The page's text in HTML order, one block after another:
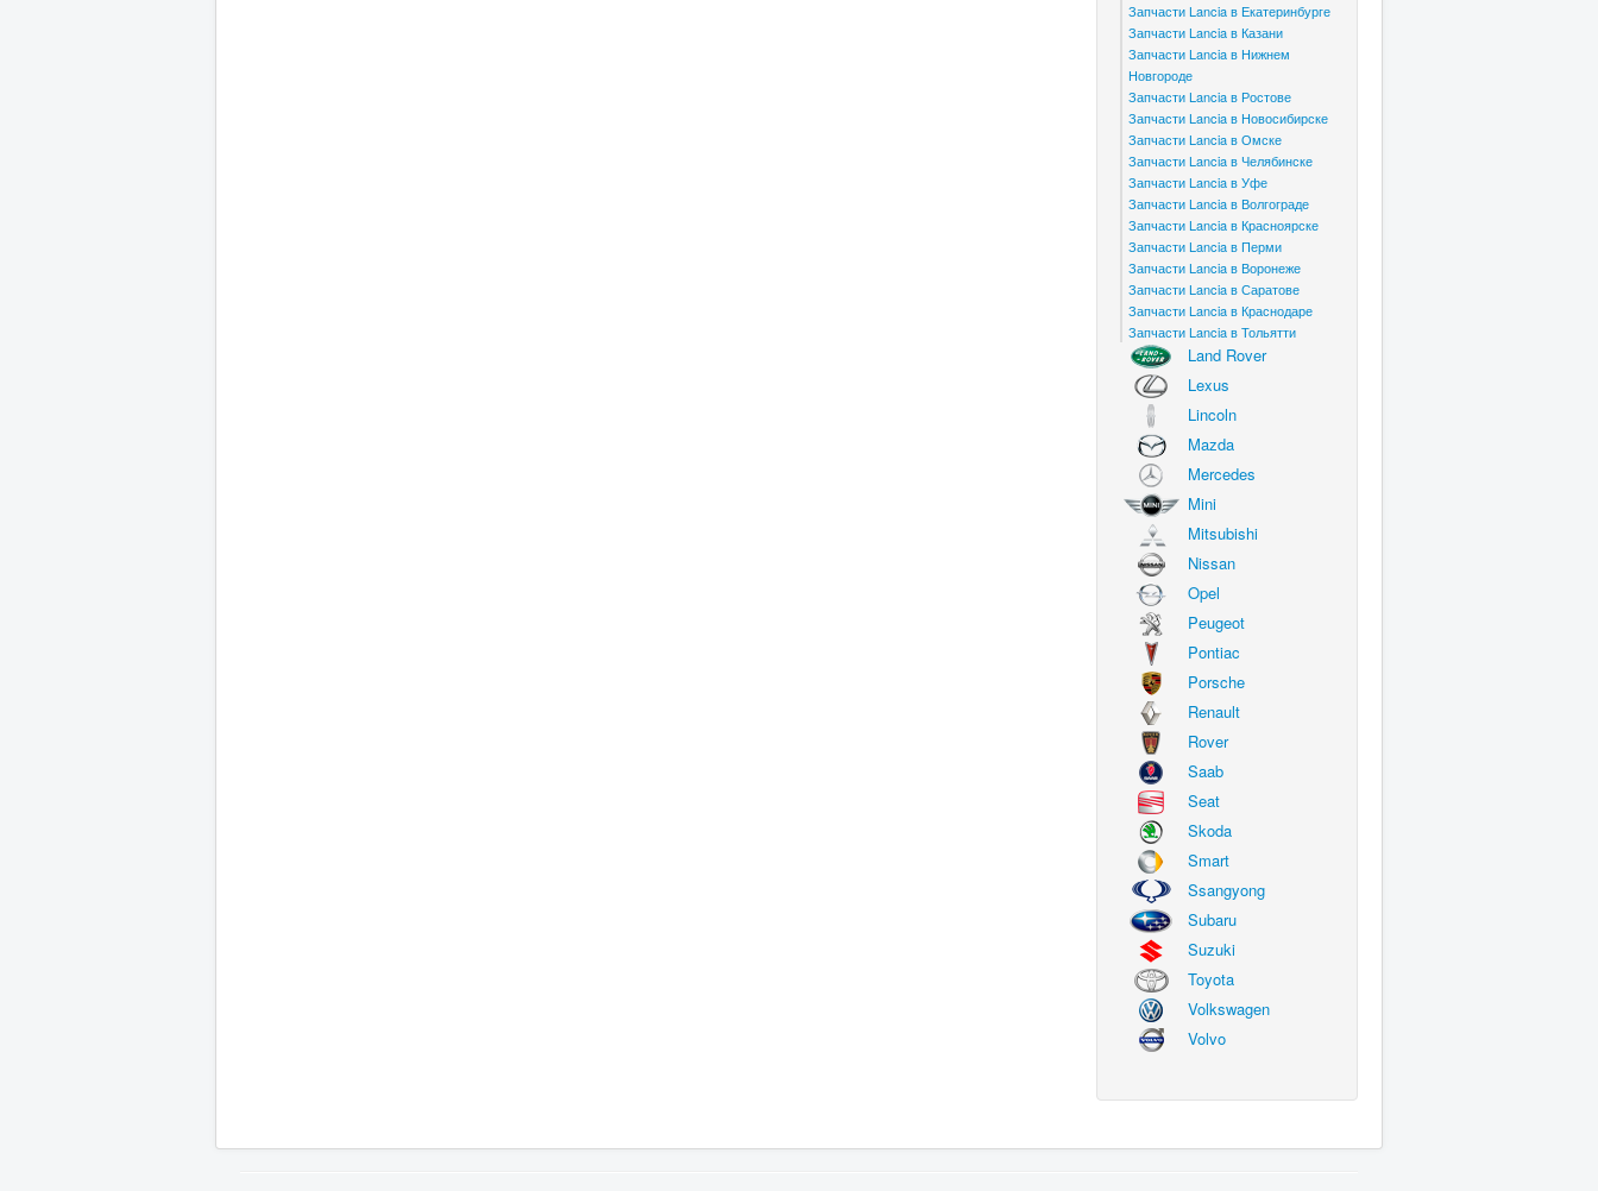
Запчасти Lancia в Екатеринбурге
Запчасти Lancia в Казани
Запчасти Lancia в Нижнем
Новгороде
Запчасти Lancia в Ростове
Запчасти Lancia в Новосибирске
Запчасти Lancia в Омске
Запчасти Lancia в Челябинске
Запчасти Lancia в Уфе
Запчасти Lancia в Волгограде
Запчасти Lancia в Красноярске
Запчасти Lancia в Перми
Запчасти Lancia в Воронеже
Запчасти Lancia в Саратове
Запчасти Lancia в Краснодаре
Запчасти Lancia в Тольятти
Land Rover
Lexus
Lincoln
Mazda
Mercedes
Mini
Mitsubishi
Nissan
Opel
Peugeot
Pontiac
Porsche
Renault
Rover
Saab
Seat
Skoda
Smart
Ssangyong
Subaru
Suzuki
Toyota
Volkswagen
Volvo